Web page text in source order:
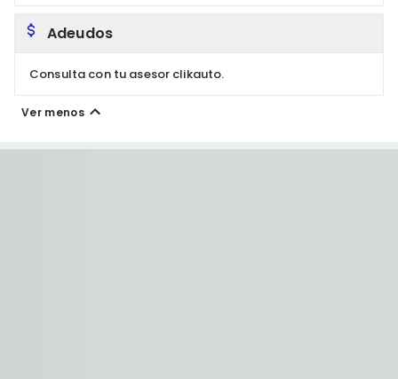
Adeudos
Consulta con tu asesor clikauto.
Ver menos